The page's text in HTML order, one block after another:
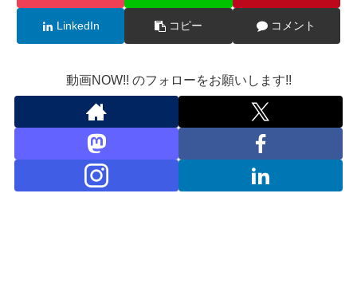
LinkedIn コピー コメント
動画NOW!! のフォローをお願いします!!